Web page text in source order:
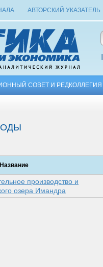
АВТОРСКИЙ УКАЗАТЕЛЬ
СОВЕТ И РЕДКОЛЛЕГИЯ
Название
производство и
озера Имандра